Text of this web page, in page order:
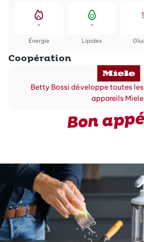
Énergie
-
Lipides
-
Coopération
Betty Bossi développe toutes
appareils
Bon